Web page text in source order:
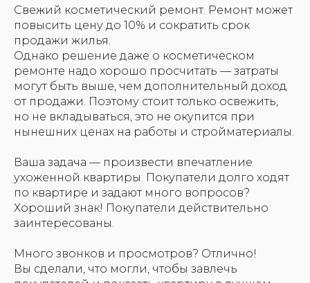
Свежий косметический ремонт. Ремонт может
повысить цену до 10% и сократить срок
продажи жилья.
Однако решение даже о косметическом
ремонте надо хорошо просчитать — затраты
могут быть выше, чем дополнительный доход
от продажи. Поэтому стоит только освежить,
но не вкладываться, это не окупится при
нынешних ценах на работы и стройматериалы.
Ваша задача — произвести впечатление
ухоженной квартиры. Покупатели долго ходят
по квартире и задают много вопросов?
Хороший знак! Покупатели действительно
заинтересованы.
Много звонков и просмотров? Отлично!
Вы сделали, что могли, чтобы завлечь